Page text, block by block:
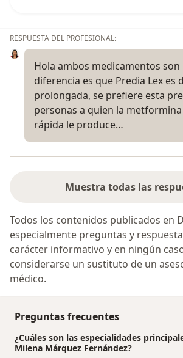
RESPUESTA DEL PROFESIONAL:
Hola ambos medicamentos
diferencia es que Predia Lex es
prolongada, se prefiere esta
personas a quien la
rápida le produce…
Muestra todas las
Todos los contenidos publicados en
especialmente preguntas y
carácter informativo y en ningún
considerarse un sustituto de un
médico.
Preguntas frecuentes
¿Cuáles son las especialidades
Milena Márquez Fernández?